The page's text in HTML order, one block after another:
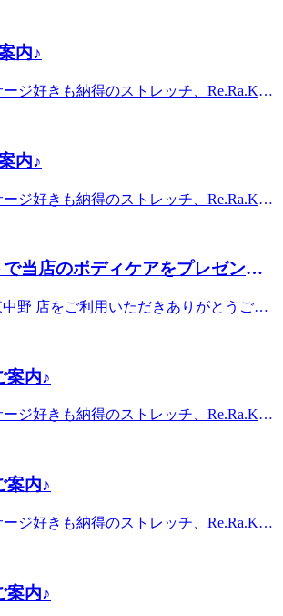
徒歩2分都営大江戸線 東中野駅 A1出口よ
す。お気軽にお問い合わせください^^
毎日OPENしております!みなさまのご来
よりお待ちしております。 マッサージ
ウィングストレッチor股関節ストレッ
ラク系ボディケア♪Re.Ra.Ku東中野店
時00分～21時00分(20時20分最終受付)
徒歩2分都営大江戸線 東中野駅 A1出口よ
す。お気軽にお問い合わせください^^
全にして、元気に営業しております♪8月
知らせです!以下の時間帯に空きがござ
がご案内可能となっており
ください。 Re.Ra.Ku東中野店は、11:00
気を行い、毎日OPENしております!み
体好きも納得!『ウィングストレッチor
を取り入れたリラク系ボディケア
〈営業時間〉終日:11時00分～21時00分
野駅 東2出口より徒歩2分都営大江戸線
来る場合があります。お気軽にお問い合
内♪
ジ好きも納得のストレッチ、Re.Ra.Ku
全にして、元気に営業しております♪8月
知らせです!以下の時間帯に空きがござ
がご案内可能となっております。※現
Re.Ra.Ku東中野店は、11:00～21:00まで
毎日OPENしております!みなさまのご来
よりお待ちしております。 マッサージ
ウィングストレッチor股関節ストレッ
ラク系ボディケア♪Re.Ra.Ku東中野店
時00分～21時00分(20時20分最終受付)
徒歩2分都営大江戸線 東中野駅 A1出口よ
す。お気軽にお問い合わせください^^
内♪
ジ好きも納得のストレッチ、Re.Ra.Ku
全にして、元気に営業しております♪8月
知らせです!以下の時間帯に空きがござ
がご案内可能となっております。※現
Re.Ra.Ku東中野店は、11:00～21:00まで
毎日OPENしております!みなさまのご来
ウィングストレッチor股関節ストレッ
ラク系ボディケア♪Re.Ra.Ku東中野店
時00分～21時00分(20時20分最終受付)
徒歩2分都営大江戸線 東中野駅 A1出口よ
す。お気軽にお問い合わせください^^
当店のボディケアをプレゼント
中野 店をご利用いただきありがとうござ
のボディケアを大切な人に感謝のメ
レゼントできます。&lt;購入方法&gt;お
ォン、またはPCで、下記サイトにアク
カード決済にてご購入ください。発行さ
をメールやLINE等のSNSにてプレゼ
ケット&gt;・ボディケア 50分 ¥6,600・ボ
・ボディケア 90分 ¥11,000・フットケア
ケア 40分 ¥4,950・フットケア 60分
部直営店のみ使える店舗はこちら
案内♪
ジ好きも納得のストレッチ、Re.Ra.Ku
全にして、元気に営業しております♪5月
お知らせです!以下の時間帯に空きがござ
～21:00がご案内可能となっており
ください。 Re.Ra.Ku東中野店は、11:00
気を行い、毎日OPENしております!み
体好きも納得!『ウィングストレッチor
を取り入れたリラク系ボディケア
案内♪
ジ好きも納得のストレッチ、Re.Ra.Ku
全にして、元気に営業しております♪5月
お知らせです!以下の時間帯に空きがござ
がご案内可能となっております。※現
案内♪